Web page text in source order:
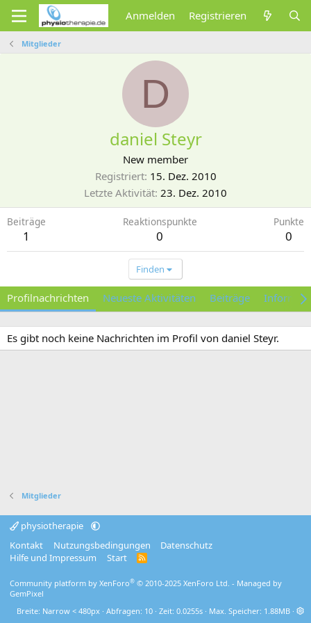
Anmelden Registrieren
Mitglieder
D
daniel Steyr
New member
Registriert 15. Dez. 2010
Letzte Aktivität 23. Dez. 2010
Beiträge
1
Reaktionspunkte
0
Punkte
0
Finden
Profilnachrichten Neueste Aktivitäten Beiträge
Es gibt noch keine Nachrichten im Profil von daniel Steyr.
Mitglieder
physiotherapie
Kontakt
Nutzungsbedingungen
Datenschutz
Hilfe und Impressum
Start
R
Community platform by XenForo® © 2010-2025 XenForo Ltd. - Managed by
GemPixel
Breite
Abfragen 10 Zeit 0.0255s Max. Speicher 1.88MB